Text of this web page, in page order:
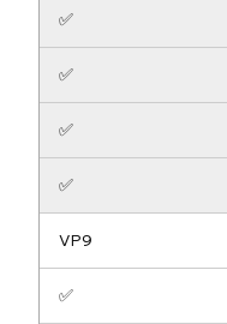
✅
✅
✅
✅
VP9
✅